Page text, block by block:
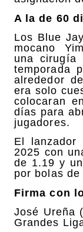
A la de 60
Los Blue
mocano
una
temporada
alrededor
era solo
colocaran
días para
jugadores.
El lanzador
2025 con
de 1.19 y
por bolas
Firma con
José Ureña
Grandes